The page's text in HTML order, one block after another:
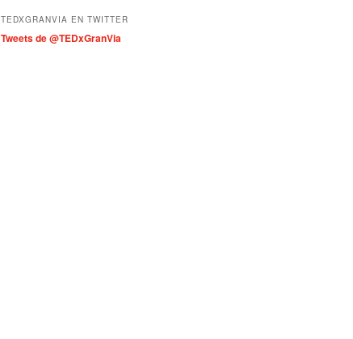
a
s
TEDXGRANVIA EN TWITTER
Tweets de @TEDxGranVia